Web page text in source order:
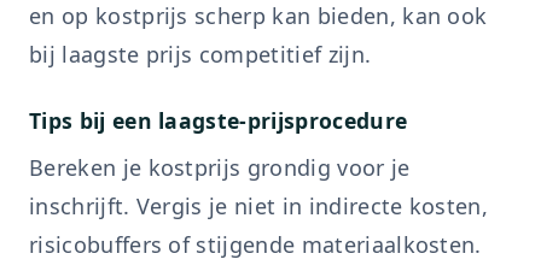
en op kostprijs scherp kan bieden, kan ook
bij laagste prijs competitief zijn.
Tips bij een laagste-prijsprocedure
Bereken je kostprijs grondig voor je
inschrijft. Vergis je niet in indirecte kosten,
risicobuffers of stijgende materiaalkosten.